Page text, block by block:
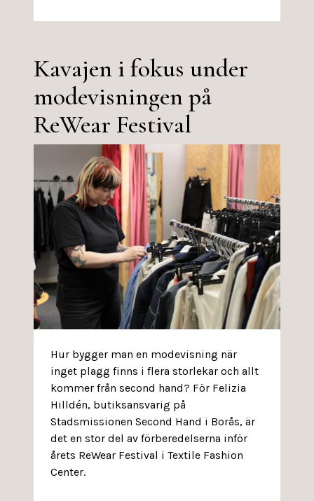
Kavajen i fokus under
modevisningen på
ReWear Festival
Hur bygger man en modevisning när
inget plagg finns i flera storlekar och allt
kommer från second hand? För Felizia
Hilldén, butiksansvarig på
Stadsmissionen Second Hand i Borås, är
det en stor del av förberedelserna inför
årets ReWear Festival i Textile Fashion
Center.